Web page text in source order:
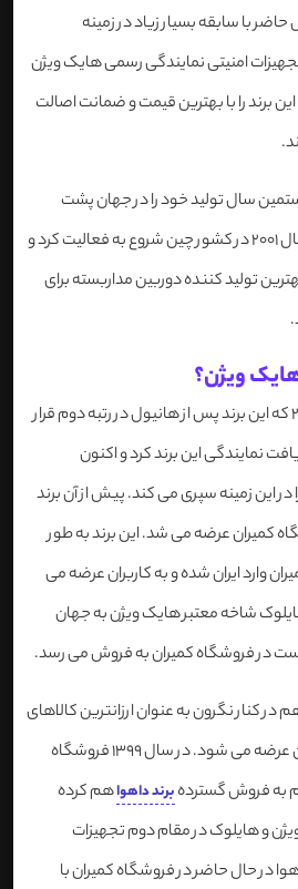
با سابقه بسیار زیاد در زمینه
امنیتی نمایندگی رسمی هایک ویژن
برند را با بهترین قیمت و ضمانت اصالت
در سال 1400 بیستمین سال تولید خود را در جهان پشت
سر گذاشت. هایک ویژن از سال 2001 در کشور چین شروع به فعالیت کرد و
تولید کننده دوربین مداربسته برای
ویژن؟
فروشگاه کمیران از سال 2015 که این برند پس از هانیول در رتبه دوم قرار
نمایندگی این برند کرد و اکنون
این زمینه سپری می کند. پیش از آن برند
2014 در فروشگاه کمیران عرضه می شد. این برند به طور
وارد ایران شده و به کاربران عرضه می
بعدها در سال 2018 هایلوک شاخه معتبر هایک ویژن به جهان
در فروشگاه کمیران به فروش می رسد.
کنار نگرون به عنوان ارزانترین کالاهای
فروشگاه کمیران به مشتریان عرضه می شود. در سال 1399 فروشگاه
به فروش گستردهبرند داهواهم کرده
و هایلوک در مقام دوم تجهیزات
در حال حاضر در فروشگاه کمیران با